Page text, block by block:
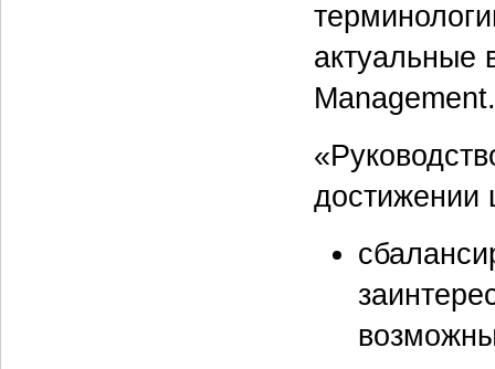
актуальные
Management.
достижении